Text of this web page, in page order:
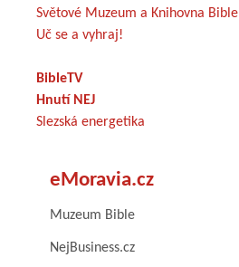
Světové Muzeum a Knihovna Bible
Uč se a vyhraj!
BibleTV
Hnutí NEJ
Slezská energetika
eMoravia.cz
Muzeum Bible
NejBusiness.cz